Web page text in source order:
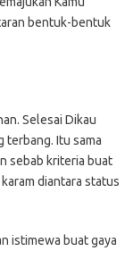
bentuk-bentuk
Selesai Dikau
terbang. Itu sama
sebab kriteria buat
diantara status
istimewa buat gaya